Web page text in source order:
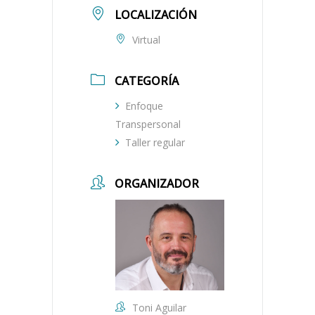
LOCALIZACIÓN
Virtual
CATEGORÍA
Enfoque
Transpersonal
Taller regular
ORGANIZADOR
Toni Aguilar